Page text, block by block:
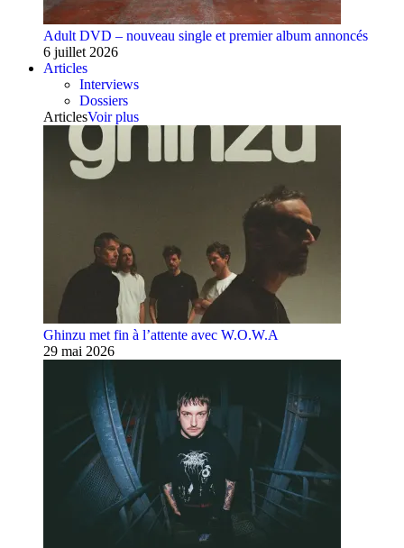
Adult DVD – nouveau single et premier album annoncés
6 juillet 2026
Articles
Interviews
Dossiers
ArticlesVoir plus
Ghinzu met fin à l’attente avec W.O.W.A
29 mai 2026